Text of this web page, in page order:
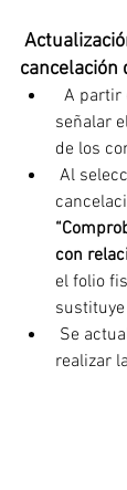
cancelación
A
señalar
de los
con
el folio
realizar